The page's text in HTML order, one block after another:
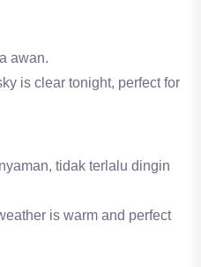
awan.
is clear tonight, perfect for
tidak terlalu dingin
is warm and perfect